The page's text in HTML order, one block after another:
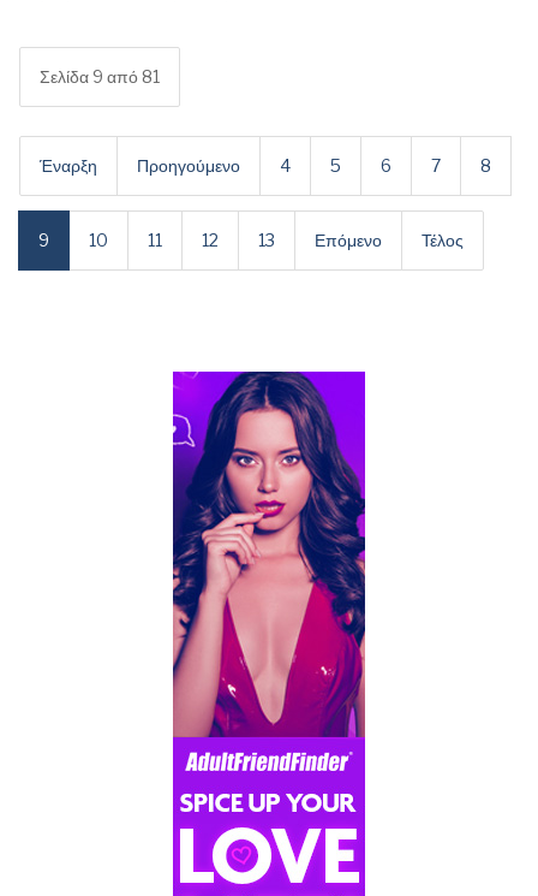
Σελίδα 9 από 81
Έναρξη Προηγούμενο 4 5 6 7 8
9 10 11 12 13 Επόμενο Τέλος